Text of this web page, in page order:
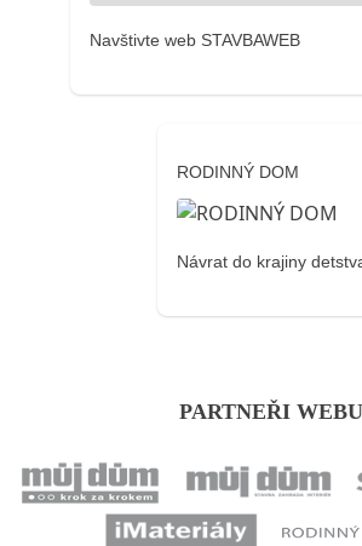
Navštivte web STAVBAWEB
RODINNÝ DOM
Návrat do krajiny
PARTNEŘI WEBU